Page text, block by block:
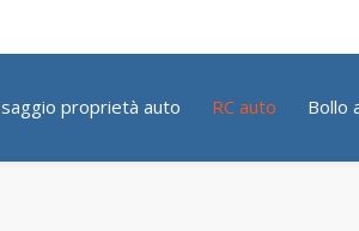
proprietà auto RC auto Bollo